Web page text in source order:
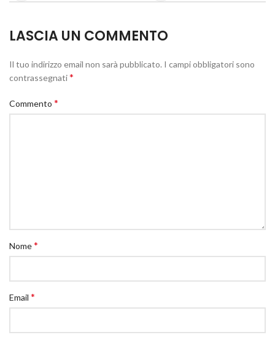
LASCIA UN COMMENTO
Il tuo indirizzo email non sarà pubblicato. I campi obbligatori sono
contrassegnati*
Commento *
Nome*
Email *